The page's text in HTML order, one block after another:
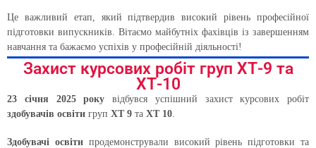
Це важливий етап, який підтвердив високий рівень професійної
підготовки випускників. Вітаємо майбутніх фахівців із завершенням
навчання та бажаємо успіхів у професійній діяльності!
Захист курсових робіт груп ХТ-9 та
ХТ-10
23 січня 2025 року відбувся успішний захист курсових робіт
здобувачів освіти груп ХТ 9 та ХТ 10
Здобувачі освітипродемонстрували високий рівень підготовки та